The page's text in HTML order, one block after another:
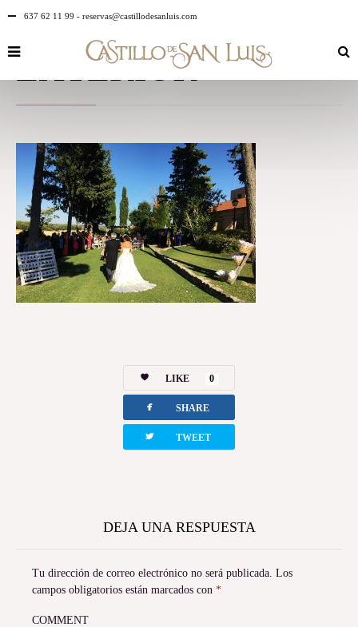
637 62 11 99 - reservas@castillodesanluis.com
EXTERIOR
LIKE 0
facebook SHARE
twitterbird TWEET
DEJA UNA RESPUESTA
Tu dirección de correo electrónico no será publicada. Los
campos obligatorios están marcados con *
COMMENT